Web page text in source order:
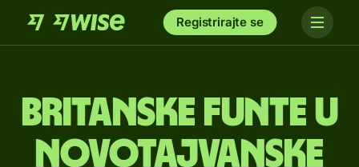
Registrirajte se
Britanske funte u
novotajvanske